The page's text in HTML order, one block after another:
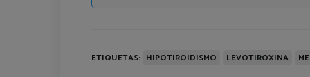
ETIQUETAS: HIPOTIROIDISMO LEVOTIROXINA